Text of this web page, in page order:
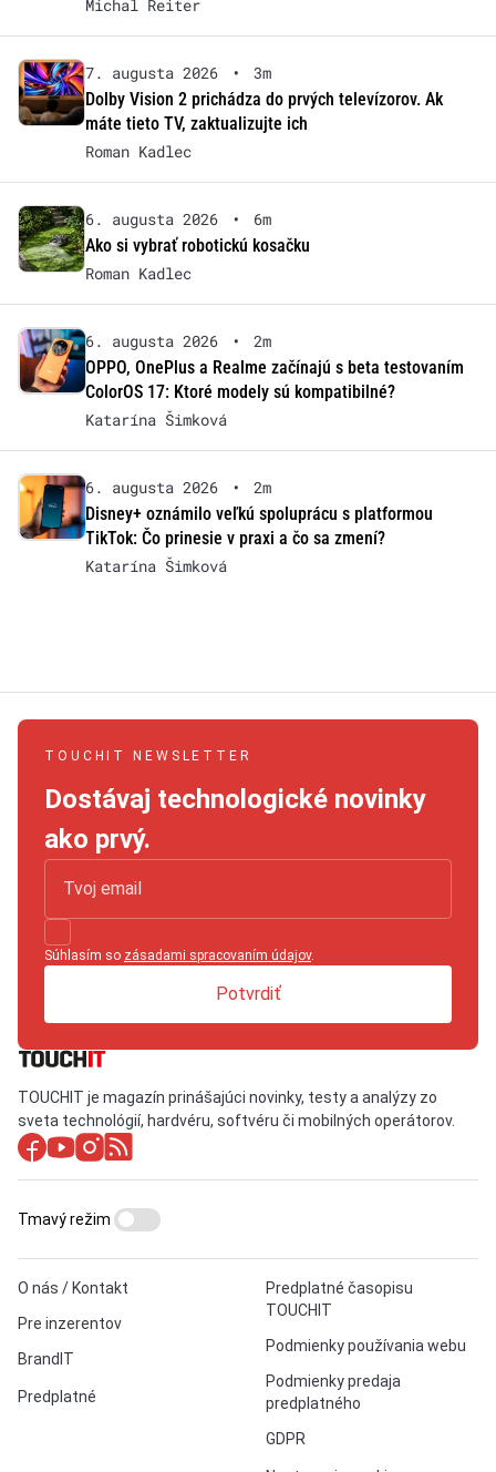
Michal Reiter
7. augusta 2026 •
3m
Dolby Vision 2 prichádza do prvých televízorov. Ak
máte tieto TV, zaktualizujte ich
Roman Kadlec
6. augusta 2026 •
6m
Ako si vybrať robotickú kosačku
Roman Kadlec
6. augusta 2026 •
2m
OPPO, OnePlus a Realme začínajú s beta testovaním
ColorOS 17: Ktoré modely sú kompatibilné?
Katarína Šimková
6. augusta 2026 •
2m
Disney+ oznámilo veľkú spoluprácu s platformou
TikTok: Čo prinesie v praxi a čo sa zmení?
Katarína Šimková
TOUCHIT NEWSLETTER
Dostávaj technologické novinky
ako prvý.
Súhlasím so zásadami spracovaním údajov.
Potvrdiť
TOUCHIT je magazín prinášajúci novinky, testy a analýzy zo
sveta technológií, hardvéru, softvéru či mobilných operátorov.
O nás / Kontakt
Pre inzerentov
BrandIT
Predplatné
Predplatné časopisu
TOUCHIT
Podmienky používania webu
Podmienky predaja
predplatného
GDPR
Tmavý režim